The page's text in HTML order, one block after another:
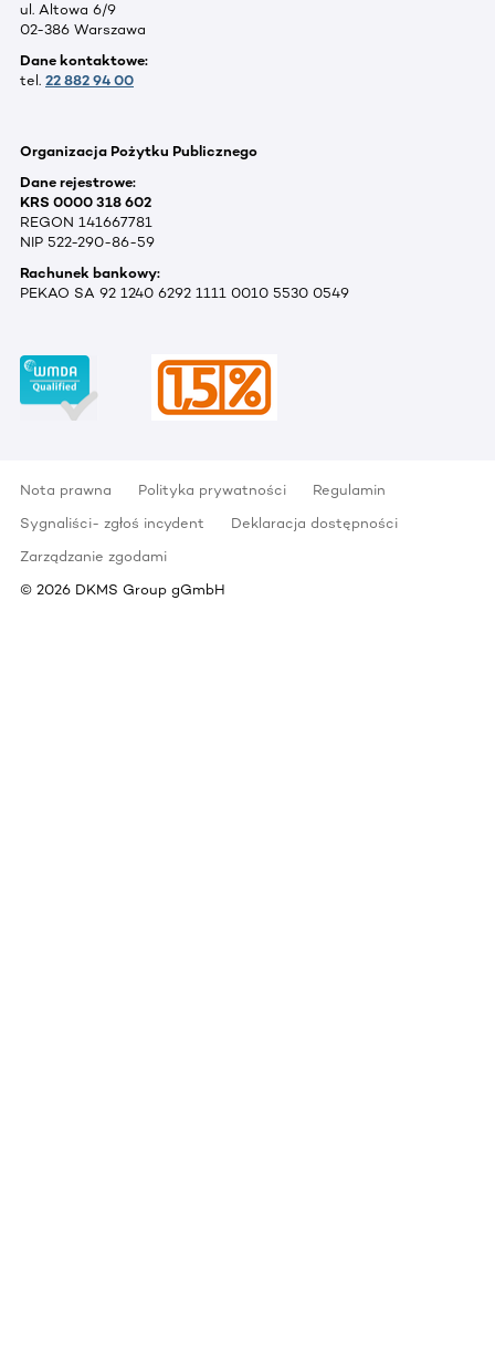
ul. Altowa 6/9
02-386 Warszawa
Dane kontaktowe:
tel. 22 882 94 00
Organizacja Pożytku Publicznego
Dane rejestrowe:
KRS 0000 318 602
REGON 141667781
NIP 522-290-86-59
Rachunek bankowy:
PEKAO SA 92 1240 6292 1111 0010 5530 0549
Nota prawna Polityka prywatności
Regulamin
Sygnaliści- zgłoś incydent
Deklaracja dostępności
Zarządzanie zgodami
© 2026 DKMS Group gGmbH